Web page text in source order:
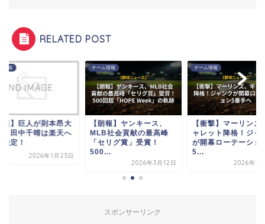
RELATED POST
情報
報】ヤンキース、
社会貢献の最高峰
リグ賞」受賞！
チーム情報
【衝撃】マーリンズ、ギ
ャレット降格！ジャンク
が開幕ローテーション
5...
2026年3月21日
チーム情報
【速報】巨人が則本
獲得！田中千晴は楽
移籍決定！
スポンサーリンク